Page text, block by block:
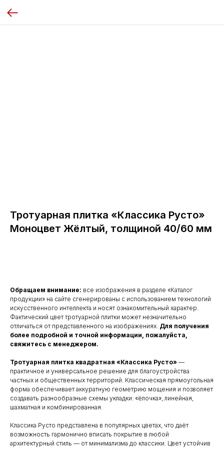
Тротуарная плитка «Классика Русто»
Моноцвет Жёлтый, толщиной 40/60 мм
Обращаем внимание: все изображения в разделе «Каталог
продукции» на сайте сгенерированы с использованием технологий
искусственного интеллекта и носят ознакомительный характер.
Фактический цвет тротуарной плитки может незначительно
отличаться от представленного на изображениях. Для получения
более подробной и точной информации, пожалуйста,
свяжитесь с менеджером.
Тротуарная плитка квадратная «Классика Русто» —
практичное и универсальное решение для благоустройства
частных и общественных территорий. Классическая прямоугольная
форма обеспечивает аккуратную геометрию мощения и позволяет
создавать разнообразные схемы укладки: «ёлочка», линейная,
шахматная и комбинированная.
Классика Русто представлена в популярных цветах, что даёт
возможность гармонично вписать покрытие в любой
архитектурный стиль — от минимализма до классики. Цвет устойчив